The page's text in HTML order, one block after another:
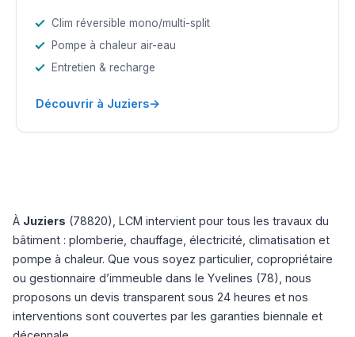
Clim réversible mono/multi-split
Pompe à chaleur air-eau
Entretien & recharge
Découvrir à Juziers→
À Juziers (78820), LCM intervient pour tous les travaux du
bâtiment : plomberie, chauffage, électricité, climatisation et
pompe à chaleur. Que vous soyez particulier, copropriétaire
ou gestionnaire d’immeuble dans le Yvelines (78), nous
proposons un devis transparent sous 24 heures et nos
interventions sont couvertes par les garanties biennale et